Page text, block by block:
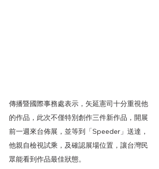
傳播暨國際事務處表示，矢延憲司十分重視他
的作品，此次不僅特別創作三件新作品，開展
前一週來台佈展，並等到「Speeder」送達，
他親自檢視試乘，及確認展場位置，讓台灣民
眾能看到作品最佳狀態。